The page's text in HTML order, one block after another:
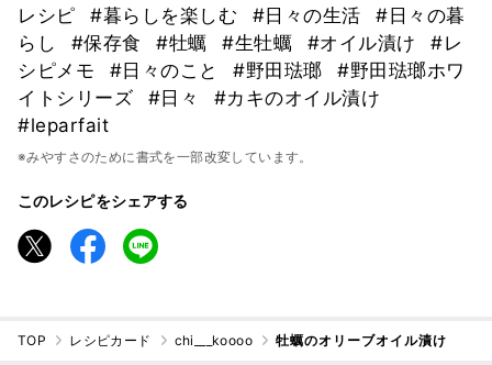
レシピ
#暮らしを楽しむ #日々の生活
#日々の暮
らし
#保存食 #牡蠣 #生牡蠣 #オイル漬け
#レ
シピメモ
#日々のこと #野田琺瑯
#野田琺瑯ホワ
イトシリーズ
#日々
#カキのオイル漬け
#leparfait
※みやすさのために書式を一部改変しています。
このレシピをシェアする
TOP レシピカード chi___koooo 牡蠣のオリーブオイル漬け